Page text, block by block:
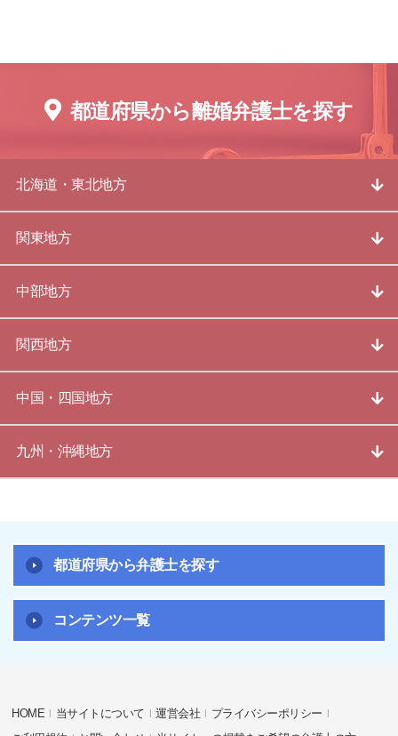
都道府県から離婚弁護士を探す
北海道・東北地方
関東地方
中部地方
関西地方
中国・四国地方
九州・沖縄地方
都道府県から弁護士を探す
コンテンツ一覧
HOME 当サイトについて 運営会社
プライバシーポリシー